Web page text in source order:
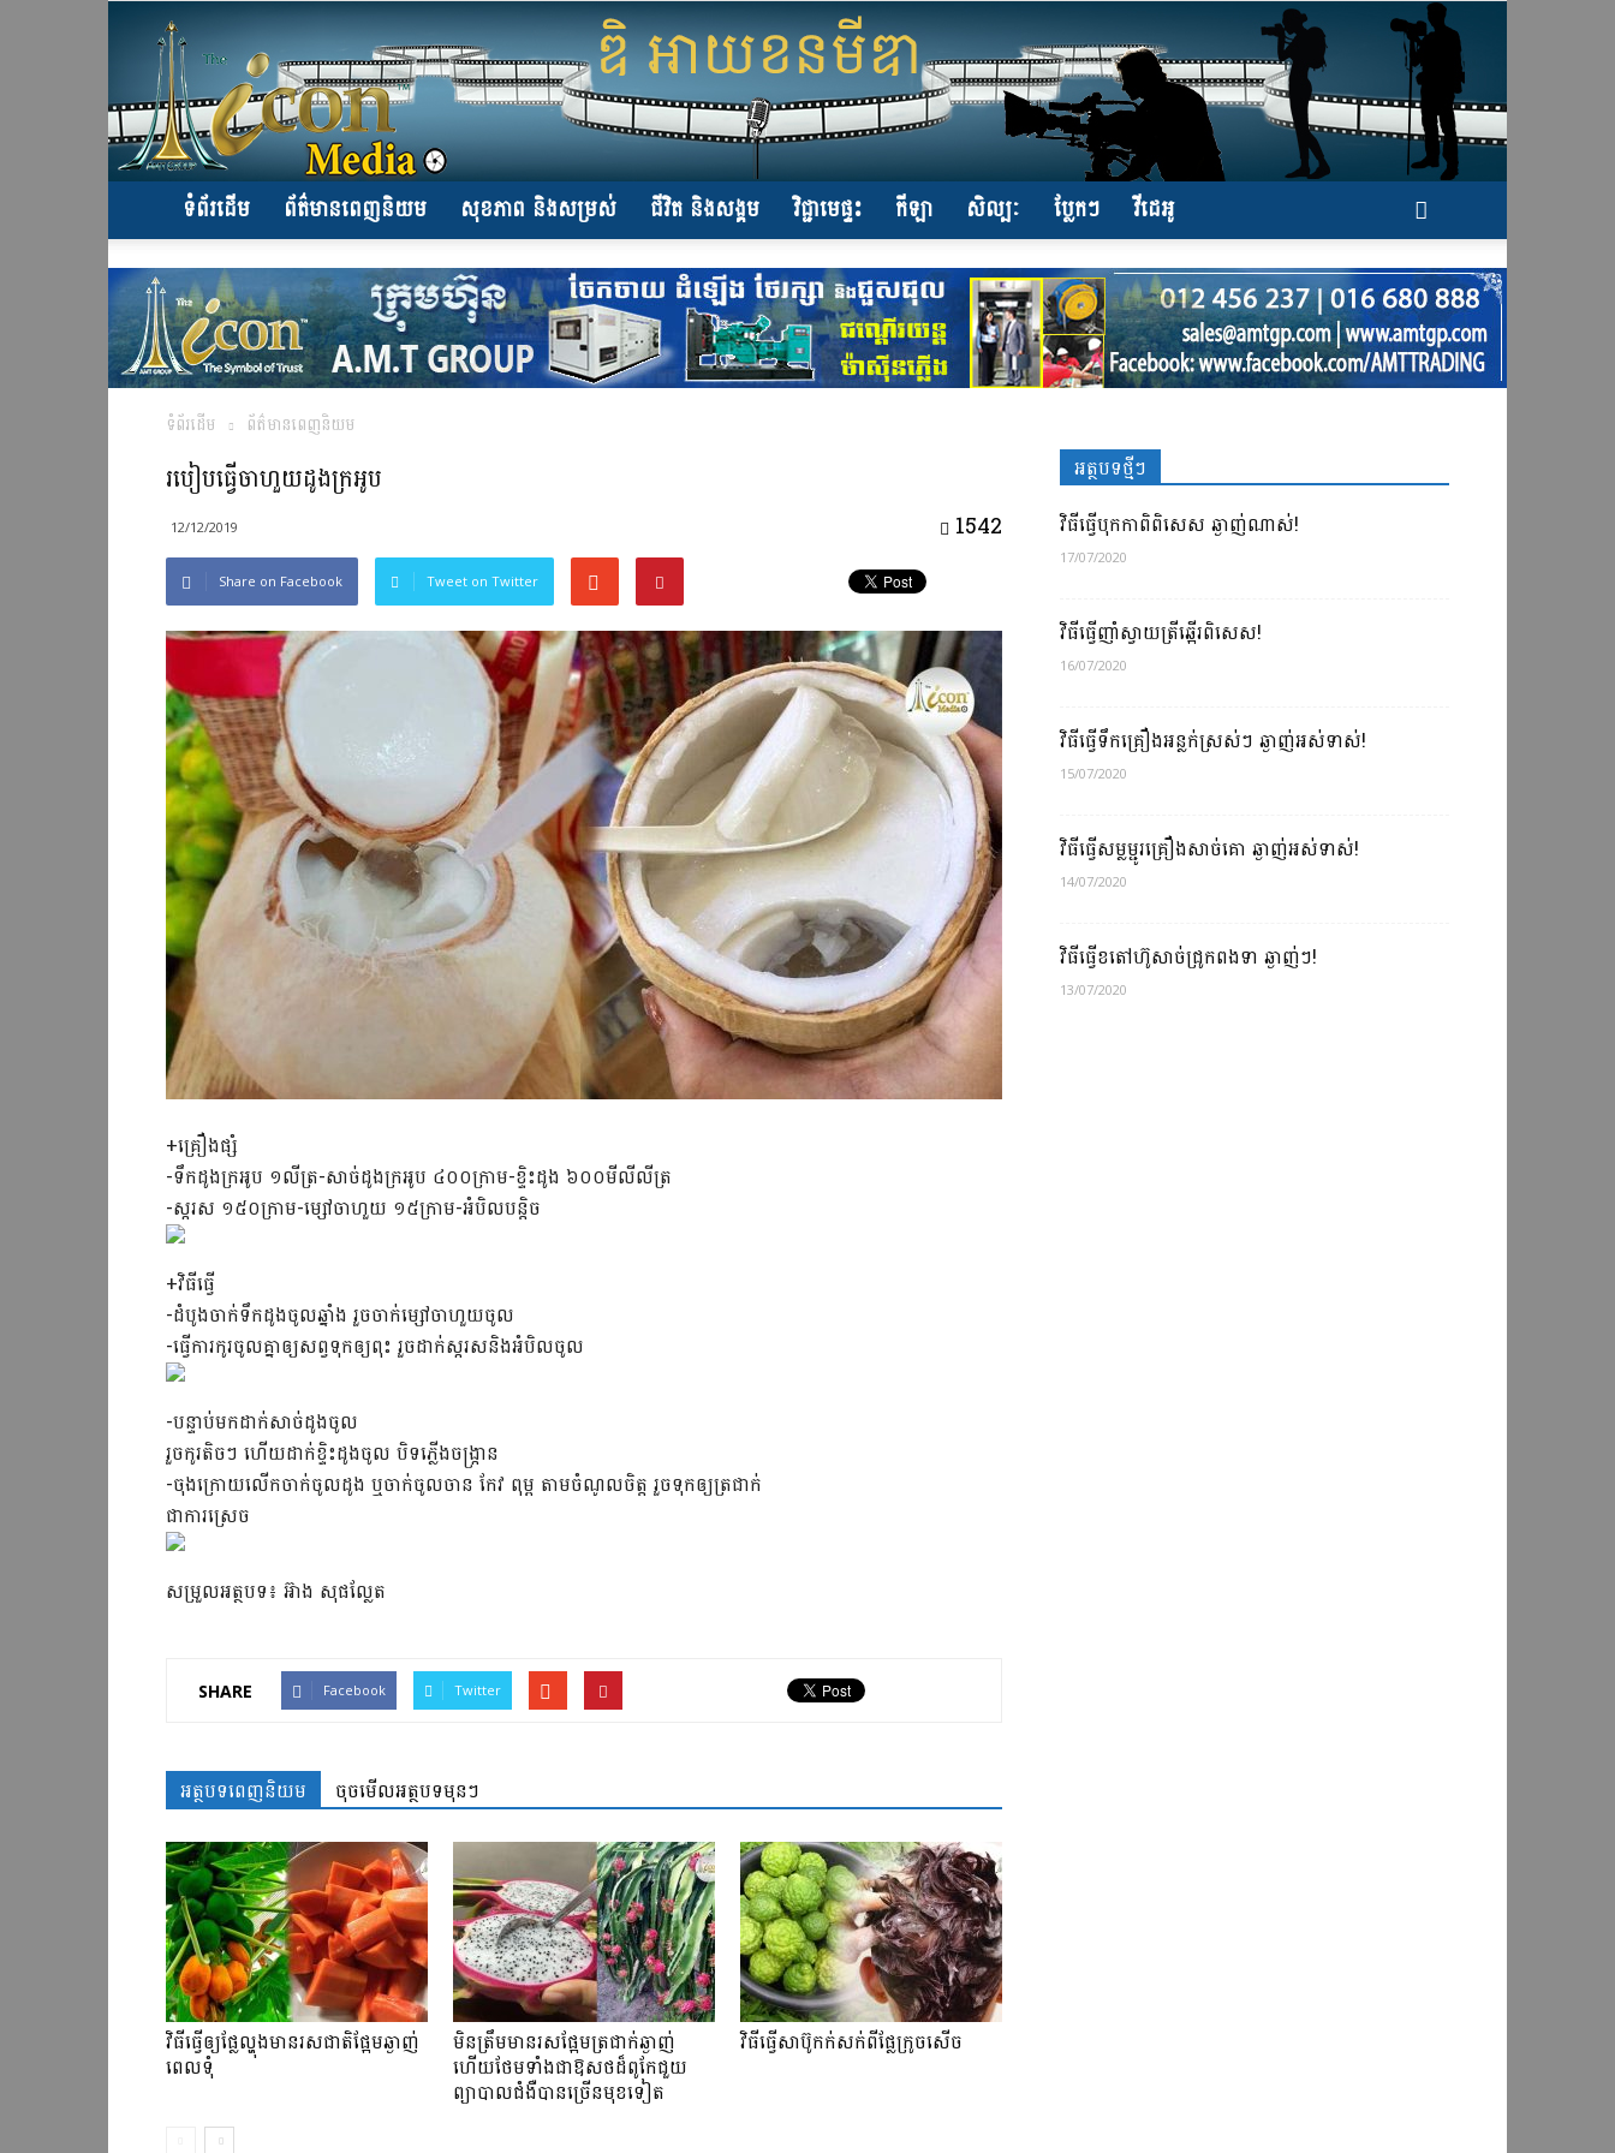
ទំព័រដើម ព័ត៌មានពេញនិយម សុខភាព និងសម្រស់ ជីវិត និងសង្គម វិជ្ជាមេផ្ទះ កីឡា សិល្បៈ ប្លែកៗ វីដេអូ
ទំព័រដើម ព័ត៌មានពេញនិយម
របៀបធ្វើចាហួយដូងក្រអូប
12/12/2019 1542
Share on Facebook Tweet on Twitter
+គ្រឿងផ្សំ
-ទឹកដូងក្រអូប ១លីត្រ-សាច់ដូងក្រអូប ៤០០ក្រាម-ខ្ទិះដូង ៦០០មីលីលីត្រ
-ស្ករស ១៥០ក្រាម-ម្សៅចាហួយ ១៥ក្រាម-អំបិលបន្តិច
+វិធីធ្វើ
-ដំបូងចាក់ទឹកដូងចូលឆ្នាំង រួចចាក់ម្សៅចាហួយចូល
-ធ្វើការកូរចូលគ្នាឲ្យសព្វទុកឲ្យពុះ រួចដាក់ស្ករសនិងអំបិលចូល
-បន្ទាប់មកដាក់សាច់ដូងចូល
រួចកូរតិចៗ ហើយដាក់ខ្ទិះដូងចូល បិទភ្លើងចង្ក្រាន
-ចុងក្រោយលើកចាក់ចូលដូង ឬចាក់ចូលចាន កែវ ពុម្ព តាមចំណូលចិត្ត រួចទុកឲ្យត្រជាក់
ជាការស្រេច
សម្រួលអត្ថបទ៖ អ៊ាង សុផល្លែត
SHARE Facebook Twitter
អត្ថបទពេញនិយម ចុចមើលអត្ថបទមុនៗ
វិធី​ធ្វើ​ឲ្យ​ផ្លែ​ល្ហុង​មាន​រសជាតិ​ផ្អែម​ឆ្ងាញ់
ពេលទុំ
មិនត្រឹមមានរសផ្អែមត្រជាក់ឆ្ងាញ់
ហើយថែមទាំងជាឱសថដ៏ពូកែជួយ
ព្យាបាលជំងឺបានច្រើនមុខទៀត
វិធីធ្វើសាប៊ូកក់សក់ពីផ្លែក្រូចសើច
អត្ថបទថ្មីៗ
វិធីធ្វើបុកកាពិពិសេស ឆ្ងាញ់ណាស់!
17/07/2020
វិធីធ្វើញាំស្វាយត្រីឆ្អើរពិសេស!
16/07/2020
វិធីធ្វើទឹកគ្រឿងអន្លក់ស្រស់ៗ ឆ្ងាញ់អស់ទាស់!
15/07/2020
វិធីធ្វើសម្លម្ជូរគ្រឿងសាច់គោ ឆ្ងាញ់អស់ទាស់!
14/07/2020
វិធីធ្វើខតៅហ៊ូសាច់ជ្រូកពងទា ឆ្ងាញ់ៗ!
13/07/2020